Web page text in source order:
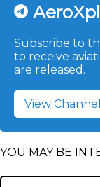
Subscribe to
to receive
are released.
View Channel
YOU MAY BE